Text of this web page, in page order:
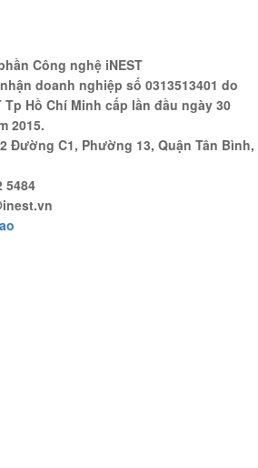
Công nghệ iNEST
doanh nghiệp số 0313513401 do
Tp Hồ Chí Minh cấp lần đầu ngày 30
2015.
Đường C1, Phường 13, Quận Tân Bình,
5484